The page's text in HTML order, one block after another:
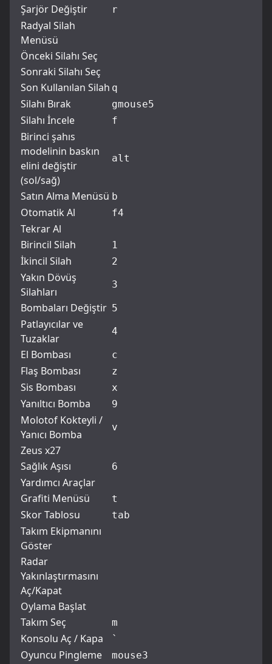
Şarjör Değiştir r
Radyal Silah
Menüsü
Önceki Silahı Seç
Sonraki Silahı Seç
Son Kullanılan Silah q
Silahı Bırak gmouse5
Silahı İncele f
Birinci şahıs
modelinin baskın
elini değiştir
(sol/sağ)
alt
Satın Alma Menüsü b
Otomatik Al f4
Tekrar Al
Birincil Silah
1
İkincil Silah 2
Yakın Dövüş
Silahları
3
Bombaları Değiştir 5
Patlayıcılar ve
Tuzaklar
4
El Bombası c
Flaş Bombası z
Sis Bombası x
Yanıltıcı Bomba 9
Molotof Kokteyli /
Yanıcı Bomba
v
Zeus x27
Sağlık Aşısı
6
Yardımcı Araçlar
Grafiti Menüsü
t
Skor Tablosu tab
Takım Ekipmanını
Göster
Radar
Yakınlaştırmasını
Aç/Kapat
Oylama Başlat
Takım Seç
m
Konsolu Aç / Kapa `
Oyuncu Pingleme mouse3